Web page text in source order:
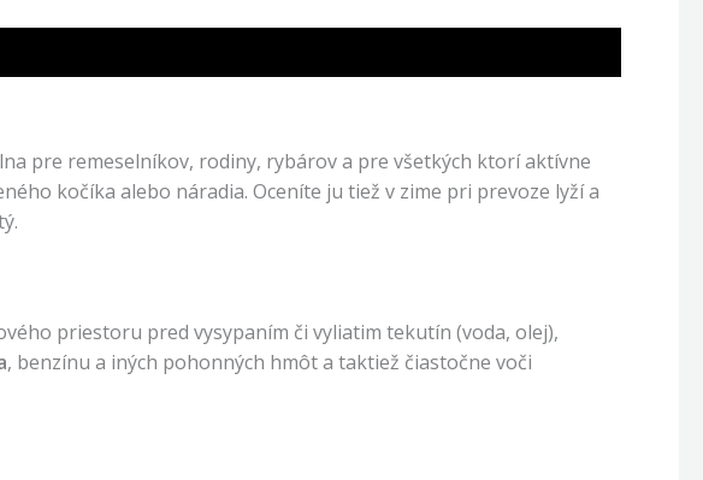
pre remeselníkov, rodiny, rybárov a pre všetkých ktorí aktívne
kočíka alebo náradia. Oceníte ju tiež v zime pri prevoze lyží a
priestoru pred vysypaním či vyliatim tekutín (voda, olej),
, benzínu a iných pohonných hmôt a taktiež čiastočne voči